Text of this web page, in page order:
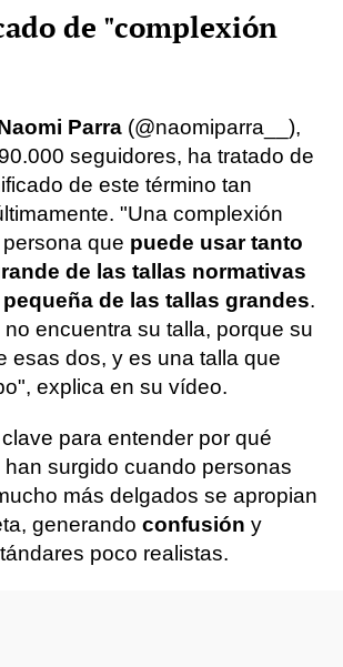
de "complexión
Parra (@naomiparra__),
seguidores, ha tratado de
de este término tan
"Una complexión
que puede usar tanto
de las tallas normativas
de las tallas grandes.
encuentra su talla, porque su
esas dos, y es una talla que
explica en su vídeo.
para entender por qué
surgido cuando personas
más delgados se apropian
generando confusión y
poco realistas.